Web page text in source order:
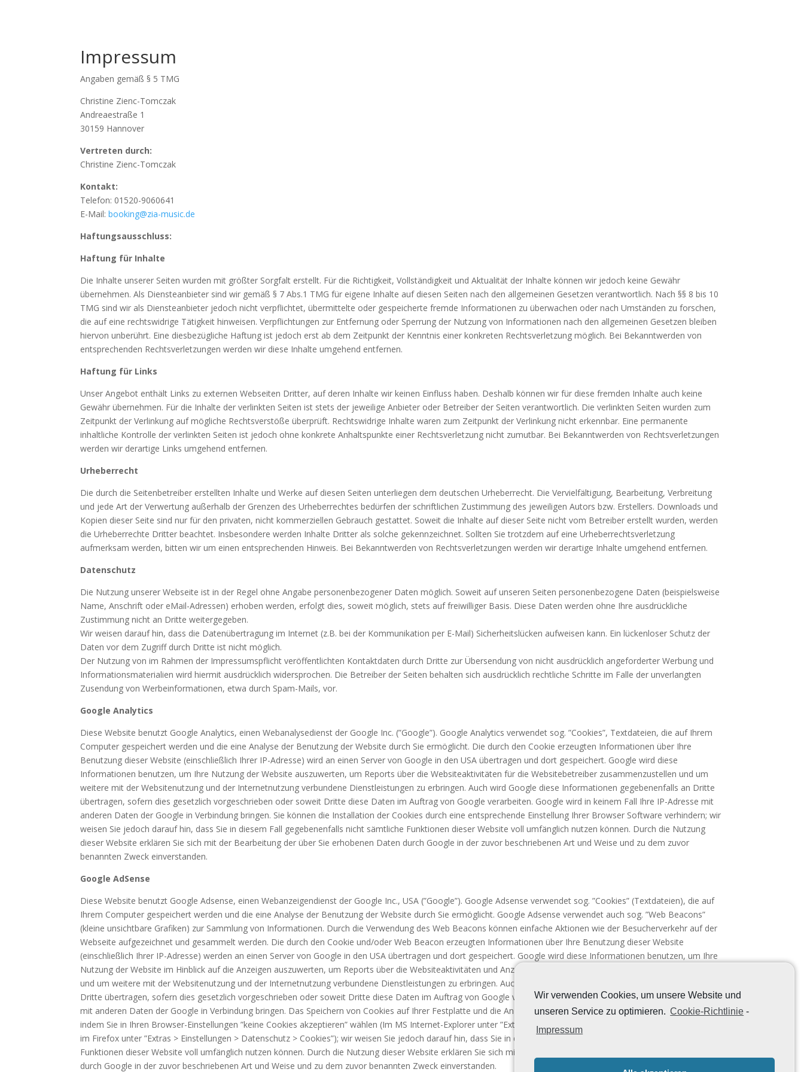
Wir verwenden Cookies, um unsere Website und
unseren Service zu optimieren. Cookie-Richtlinie -
Impressum
Impressum
Angaben gemäß § 5 TMG
Christine Zienc-Tomczak
Andreaestraße 1
30159 Hannover
Vertreten durch:
Christine Zienc-Tomczak
Kontakt:
Telefon: 01520-9060641
E-Mail: booking@zia-music.de
Haftungsausschluss:
Haftung für Inhalte
Die Inhalte unserer Seiten wurden mit größter Sorgfalt erstellt. Für die Richtigkeit, Vollständigkeit und Aktualität der Inhalte können wir jedoch keine Gewähr
übernehmen. Als Diensteanbieter sind wir gemäß § 7 Abs.1 TMG für eigene Inhalte auf diesen Seiten nach den allgemeinen Gesetzen verantwortlich. Nach §§ 8 bis 10
TMG sind wir als Diensteanbieter jedoch nicht verpflichtet, übermittelte oder gespeicherte fremde Informationen zu überwachen oder nach Umständen zu forschen,
die auf eine rechtswidrige Tätigkeit hinweisen. Verpflichtungen zur Entfernung oder Sperrung der Nutzung von Informationen nach den allgemeinen Gesetzen bleiben
hiervon unberührt. Eine diesbezügliche Haftung ist jedoch erst ab dem Zeitpunkt der Kenntnis einer konkreten Rechtsverletzung möglich. Bei Bekanntwerden von
entsprechenden Rechtsverletzungen werden wir diese Inhalte umgehend entfernen.
Haftung für Links
Unser Angebot enthält Links zu externen Webseiten Dritter, auf deren Inhalte wir keinen Einfluss haben. Deshalb können wir für diese fremden Inhalte auch keine
Gewähr übernehmen. Für die Inhalte der verlinkten Seiten ist stets der jeweilige Anbieter oder Betreiber der Seiten verantwortlich. Die verlinkten Seiten wurden zum
Zeitpunkt der Verlinkung auf mögliche Rechtsverstöße überprüft. Rechtswidrige Inhalte waren zum Zeitpunkt der Verlinkung nicht erkennbar. Eine permanente
inhaltliche Kontrolle der verlinkten Seiten ist jedoch ohne konkrete Anhaltspunkte einer Rechtsverletzung nicht zumutbar. Bei Bekanntwerden von Rechtsverletzungen
werden wir derartige Links umgehend entfernen.
Urheberrecht
Die durch die Seitenbetreiber erstellten Inhalte und Werke auf diesen Seiten unterliegen dem deutschen Urheberrecht. Die Vervielfältigung, Bearbeitung, Verbreitung
und jede Art der Verwertung außerhalb der Grenzen des Urheberrechtes bedürfen der schriftlichen Zustimmung des jeweiligen Autors bzw. Erstellers. Downloads und
Kopien dieser Seite sind nur für den privaten, nicht kommerziellen Gebrauch gestattet. Soweit die Inhalte auf dieser Seite nicht vom Betreiber erstellt wurden, werden
die Urheberrechte Dritter beachtet. Insbesondere werden Inhalte Dritter als solche gekennzeichnet. Sollten Sie trotzdem auf eine Urheberrechtsverletzung
aufmerksam werden, bitten wir um einen entsprechenden Hinweis. Bei Bekanntwerden von Rechtsverletzungen werden wir derartige Inhalte umgehend entfernen.
Datenschutz
Die Nutzung unserer Webseite ist in der Regel ohne Angabe personenbezogener Daten möglich. Soweit auf unseren Seiten personenbezogene Daten (beispielsweise
Name, Anschrift oder eMail-Adressen) erhoben werden, erfolgt dies, soweit möglich, stets auf freiwilliger Basis. Diese Daten werden ohne Ihre ausdrückliche
Zustimmung nicht an Dritte weitergegeben.
Wir weisen darauf hin, dass die Datenübertragung im Internet (z.B. bei der Kommunikation per E-Mail) Sicherheitslücken aufweisen kann. Ein lückenloser Schutz der
Daten vor dem Zugriff durch Dritte ist nicht möglich.
Der Nutzung von im Rahmen der Impressumspflicht veröffentlichten Kontaktdaten durch Dritte zur Übersendung von nicht ausdrücklich angeforderter Werbung und
Informationsmaterialien wird hiermit ausdrücklich widersprochen. Die Betreiber der Seiten behalten sich ausdrücklich rechtliche Schritte im Falle der unverlangten
Zusendung von Werbeinformationen, etwa durch Spam-Mails, vor.
Google Analytics
Diese Website benutzt Google Analytics, einen Webanalysedienst der Google Inc. (”Google”). Google Analytics verwendet sog. ”Cookies”, Textdateien, die auf Ihrem
Computer gespeichert werden und die eine Analyse der Benutzung der Website durch Sie ermöglicht. Die durch den Cookie erzeugten Informationen über Ihre
Benutzung dieser Website (einschließlich Ihrer IP-Adresse) wird an einen Server von Google in den USA übertragen und dort gespeichert. Google wird diese
Informationen benutzen, um Ihre Nutzung der Website auszuwerten, um Reports über die Websiteaktivitäten für die Websitebetreiber zusammenzustellen und um
weitere mit der Websitenutzung und der Internetnutzung verbundene Dienstleistungen zu erbringen. Auch wird Google diese Informationen gegebenenfalls an Dritte
übertragen, sofern dies gesetzlich vorgeschrieben oder soweit Dritte diese Daten im Auftrag von Google verarbeiten. Google wird in keinem Fall Ihre IP-Adresse mit
anderen Daten der Google in Verbindung bringen. Sie können die Installation der Cookies durch eine entsprechende Einstellung Ihrer Browser Software verhindern; wir
weisen Sie jedoch darauf hin, dass Sie in diesem Fall gegebenenfalls nicht sämtliche Funktionen dieser Website voll umfänglich nutzen können. Durch die Nutzung
dieser Website erklären Sie sich mit der Bearbeitung der über Sie erhobenen Daten durch Google in der zuvor beschriebenen Art und Weise und zu dem zuvor
benannten Zweck einverstanden.
Google AdSense
Diese Website benutzt Google Adsense, einen Webanzeigendienst der Google Inc., USA (”Google”). Google Adsense verwendet sog. ”Cookies” (Textdateien), die auf
Ihrem Computer gespeichert werden und die eine Analyse der Benutzung der Website durch Sie ermöglicht. Google Adsense verwendet auch sog. ”Web Beacons”
(kleine unsichtbare Grafiken) zur Sammlung von Informationen. Durch die Verwendung des Web Beacons können einfache Aktionen wie der Besucherverkehr auf der
Webseite aufgezeichnet und gesammelt werden. Die durch den Cookie und/oder Web Beacon erzeugten Informationen über Ihre Benutzung dieser Website
(einschließlich Ihrer IP-Adresse) werden an einen Server von Google in den USA übertragen und dort gespeichert. Google wird diese Informationen benutzen, um Ihre
Nutzung der Website im Hinblick auf die Anzeigen auszuwerten, um Reports über die Websiteaktivitäten und Anzeigen für die Websitebetreiber zusammenzustellen
und um weitere mit der Websitenutzung und der Internetnutzung verbundene Dienstleistungen zu erbringen. Auch wird Google diese Informationen gegebenenfalls an
Dritte übertragen, sofern dies gesetzlich vorgeschrieben oder soweit Dritte diese Daten im Auftrag von Google verarbeiten. Google wird in keinem Fall Ihre IP-Adresse
mit anderen Daten der Google in Verbindung bringen. Das Speichern von Cookies auf Ihrer Festplatte und die Anzeige von Web Beacons können Sie verhindern,
indem Sie in Ihren Browser-Einstellungen ”keine Cookies akzeptieren” wählen (Im MS Internet-Explorer unter ”Extras > Internetoptionen > Datenschutz > Einstellung”;
im Firefox unter ”Extras > Einstellungen > Datenschutz > Cookies”); wir weisen Sie jedoch darauf hin, dass Sie in diesem Fall gegebenenfalls nicht sämtliche
Funktionen dieser Website voll umfänglich nutzen können. Durch die Nutzung dieser Website erklären Sie sich mit der Bearbeitung der über Sie erhobenen Daten
durch Google in der zuvor beschriebenen Art und Weise und zu dem zuvor benannten Zweck einverstanden.